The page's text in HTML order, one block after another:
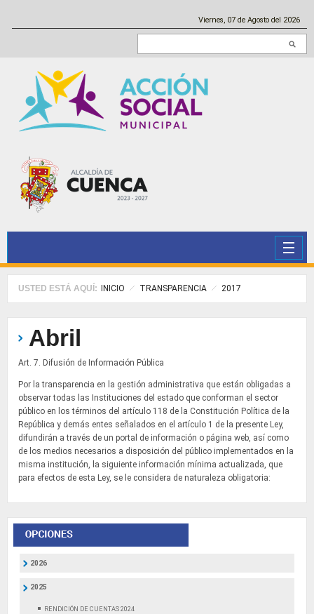
Viernes, 07 de Agosto del 2026
USTED ESTÁ AQUÍ: INICIO TRANSPARENCIA 2017
Abril
Art. 7. Difusión de Información Pública
Por la transparencia en la gestión administrativa que están obligadas a
observar todas las Instituciones del estado que conforman el sector
público en los términos del artículo 118 de la Constitución Política de la
República y demás entes señalados en el artículo 1 de la presente Ley,
difundirán a través de un portal de información o página web, así como
de los medios necesarios a disposición del público implementados en la
misma institución, la siguiente información mínima actualizada, que
para efectos de esta Ley, se le considera de naturaleza obligatoria:
2026
2025
RENDICIÓN DE CUENTAS 2024